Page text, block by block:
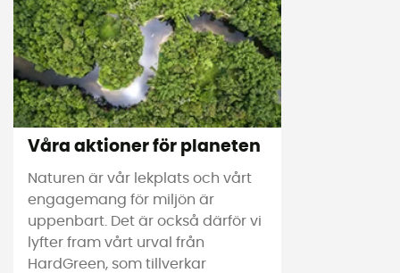
Våra aktioner för planeten
Naturen är vår lekplats och vårt
engagemang för miljön är
uppenbart. Det är också därför vi
lyfter fram vårt urval från
HardGreen, som tillverkar